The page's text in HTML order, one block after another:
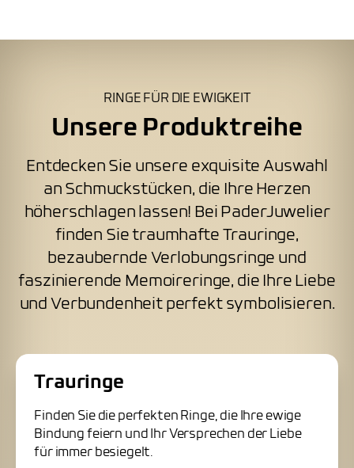
RINGE FÜR DIE EWIGKEIT
Unsere Produktreihe
Entdecken Sie unsere exquisite Auswahl
an Schmuckstücken, die Ihre Herzen
höherschlagen lassen! Bei PaderJuwelier
finden Sie traumhafte Trauringe,
bezaubernde Verlobungsringe und
faszinierende Memoireringe, die Ihre Liebe
und Verbundenheit perfekt symbolisieren.
Trauringe
Finden Sie die perfekten Ringe, die Ihre ewige
Bindung feiern und Ihr Versprechen der Liebe
für immer besiegelt.